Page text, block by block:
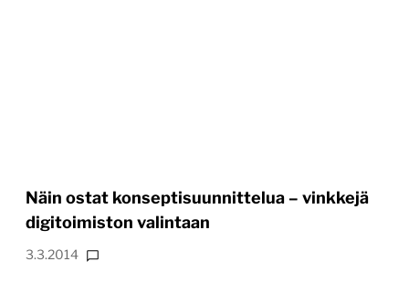
Näin ostat konseptisuunnittelua – vinkkejä
digitoimiston valintaan
3.3.2014